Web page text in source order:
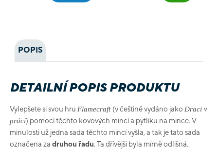
POPIS
DETAILNÍ POPIS PRODUKTU
Vylepšete si svou hru Flamecraft (v češtině vydáno jako Draci v
práci) pomocí těchto kovových mincí a pytlíku na mince. V
minulosti už jedna sada těchto mincí vyšla, a tak je tato sada
označena za druhou řadu. Ta dřívější byla mírně odlišná.